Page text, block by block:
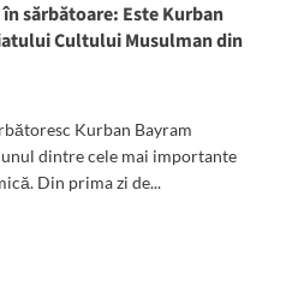
sărbătoare: Este Kurban
Cultului Musulman din
Kurban Bayram
dintre cele mai importante
Din prima zi de...